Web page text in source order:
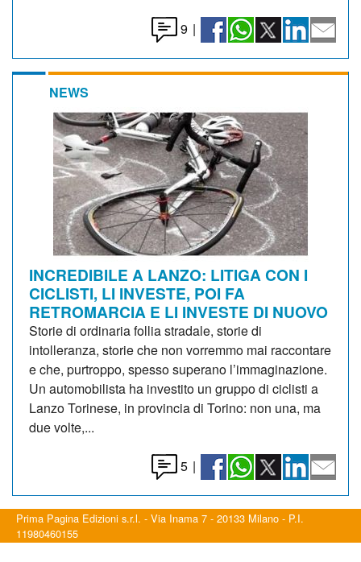
9 |
NEWS
INCREDIBILE A LANZO: LITIGA CON I
CICLISTI, LI INVESTE, POI FA
RETROMARCIA E LI INVESTE DI NUOVO
Storie di ordinaria follia stradale, storie di
intolleranza, storie che non vorremmo mai raccontare
e che, purtroppo, spesso superano l’immaginazione.
Un automobilista ha investito un gruppo di ciclisti a
Lanzo Torinese, in provincia di Torino: non una, ma
due volte,...
5 |
Prima Pagina Edizioni s.r.l. - Via Inama 7 - 20133 Milano - P.I.
11980460155